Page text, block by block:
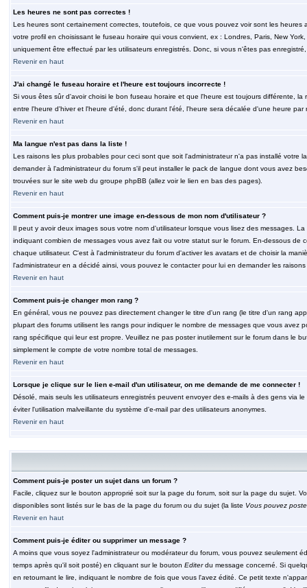
Les heures ne sont pas correctes !
Les heures sont certainement correctes, toutefois, ce que vous pouvez voir sont les
votre profil en choisissant le fuseau horaire qui vous convient, ex : Londres, Paris, New
uniquement être effectué par les utilisateurs enregistrés. Donc, si vous n'êtes pas
Revenir en haut
J'ai changé le fuseau horaire et l'heure est toujours incorrecte !
Si vous êtes sûr d'avoir choisi le bon fuseau horaire et que l'heure est toujours différente,
entre l'heure d'hiver et l'heure d'été, donc durant l'été, l'heure sera décalée d'une heure par
Revenir en haut
Ma langue n'est pas dans la liste !
Les raisons les plus probables pour ceci sont que soit l'administrateur n'a pas installé
demander à l'administrateur du forum s'il peut installer le pack de langue dont vous avez
trouvées sur le site web du groupe phpBB (allez voir le lien en bas des pages).
Revenir en haut
Comment puis-je montrer une image en-dessous de mon nom d'utilisateur ?
Il peut y avoir deux images sous votre nom d'utilisateur lorsque vous lisez des messages.
indiquant combien de messages vous avez fait ou votre statut sur le forum. En-dessous
chaque utilisateur. C'est à l'administrateur du forum d'activer les avatars et de choisir la
l'administrateur en a décidé ainsi, vous pouvez le contacter pour lui en demander les
Revenir en haut
Comment puis-je changer mon rang ?
En général, vous ne pouvez pas directement changer le titre d'un rang (le titre d'un rang
plupart des forums utilisent les rangs pour indiquer le nombre de messages que vous avez
rang spécifique qui leur est propre. Veuillez ne pas poster inutilement sur le forum dans le
simplement le compte de votre nombre total de messages.
Revenir en haut
Lorsque je clique sur le lien e-mail d'un utilisateur, on me demande de me connecter !
Désolé, mais seuls les utilisateurs enregistrés peuvent envoyer des e-mails à des gens via
éviter l'utilisation malveillante du système d'e-mail par des utilisateurs anonymes.
Revenir en haut
Comment puis-je poster un sujet dans un forum ?
Facile, cliquez sur le bouton approprié soit sur la page du forum, soit sur la page du sujet.
disponibles sont listés sur le bas de la page du forum ou du sujet (la liste Vous pouvez
Revenir en haut
Comment puis-je éditer ou supprimer un message ?
A moins que vous soyez l'administrateur ou modérateur du forum, vous pouvez seulement
temps après qu'il soit posté) en cliquant sur le bouton Editerdu message concerné. Si
en retournant le lire, indiquant le nombre de fois que vous l'avez édité. Ce petit texte